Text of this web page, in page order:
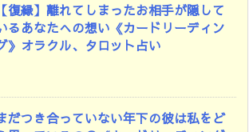
【復縁】離れてしまったお相手が隠して
るあなたへの想い《カードリーディン
》オラクル、タロット占い
だつき合っていない年下の彼は私をど